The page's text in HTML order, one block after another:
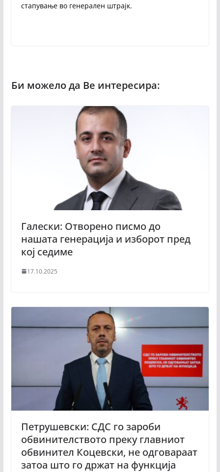
стапување во генерален штрајк.
Галески: Отворено писмо до
нашата генерација и изборот пред
кој седиме
17.10.2025
Петрушевски: СДС го зароби
обвинителството преку главниот
обвинител Коцевски, не одговараат
затоа што го држат на функција